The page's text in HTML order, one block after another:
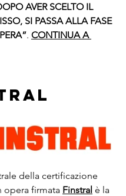
AVER SCELTO IL
SI PASSA ALLA FASE
. CONTINUA A
della certificazione
opera firmata Finstral è la